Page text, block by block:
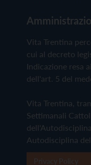
Vita Trentina
cui al decreto
Indicazione resa
dell'art. 5 del
Vita Trentina,
Settimanali
Autodisciplina